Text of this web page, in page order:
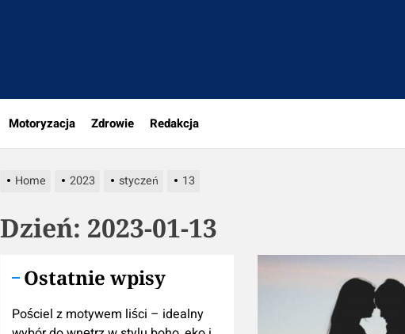
Motoryzacja Zdrowie Redakcja
Home 2023 styczeń 13
Dzień: 2023-01-13
Ostatnie wpisy
Pościel z motywem liści – idealny